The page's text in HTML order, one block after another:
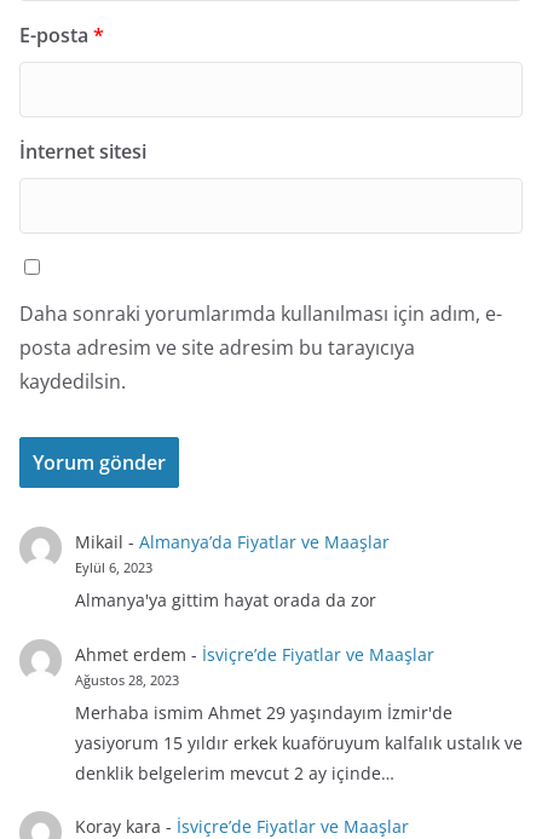
E-posta *
İnternet sitesi
Daha sonraki yorumlarımda kullanılması için adım, e-
posta adresim ve site adresim bu tarayıcıya
kaydedilsin.
Mikail - Almanya’da Fiyatlar ve Maaşlar
Eylül 6, 2023
Almanya'ya gittim hayat orada da zor
Ahmet erdem - İsviçre’de Fiyatlar ve Maaşlar
Ağustos 28, 2023
Merhaba ismim Ahmet 29 yaşındayım İzmir'de
yasiyorum 15 yıldır erkek kuaföruyum kalfalık ustalık ve
denklik belgelerim mevcut 2 ay içinde…
Koray kara - İsviçre’de Fiyatlar ve Maaşlar